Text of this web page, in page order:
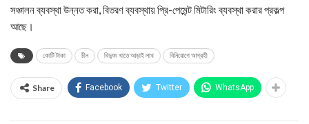
সঞ্চালন ব্যবস্থা উন্নত করা, বিতরণ ব্যবস্থায় প্রি-পেমেন্ট মিটারিং ব্যবস্থা করার প্রকল্প
আছে।
কোটি টাকা চীন বিদ্যুৎ খাতে আড়াই লাখ বিনিয়োগে আগ্রহী
Share Facebook Twitter WhatsApp